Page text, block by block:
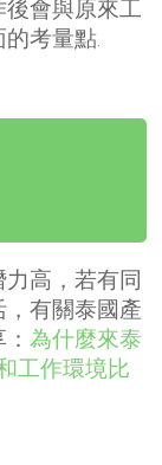
會與原來工
的考量點.
高，若有同
有關泰國產
：為什麼來泰
工作環境比